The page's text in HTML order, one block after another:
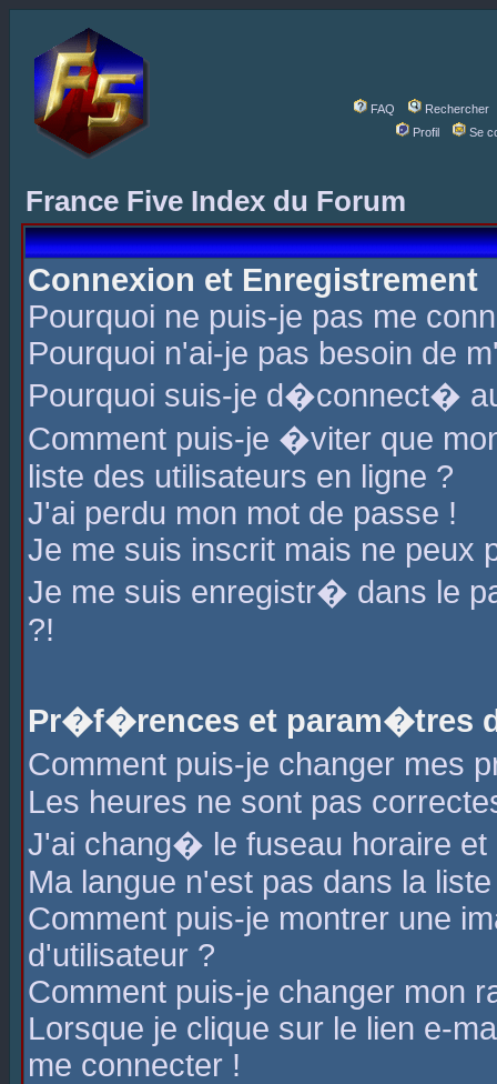
FAQ
Rechercher
Profil
Se
France Five Index du Forum
Connexion et Enregistrement
Pourquoi ne puis-je pas me
Pourquoi n'ai-je pas besoin de
Pourquoi suis-je d�connect�
Comment puis-je �viter que
liste des utilisateurs en ligne ?
J'ai perdu mon mot de passe !
Je me suis inscrit mais ne peux
Je me suis enregistr� dans le
?!
Pr�f�rences et param�tres
Comment puis-je changer mes
Les heures ne sont pas
J'ai chang� le fuseau horaire
Ma langue n'est pas dans la
Comment puis-je montrer une
d'utilisateur ?
Comment puis-je changer mon
Lorsque je clique sur le lien e-
me connecter !